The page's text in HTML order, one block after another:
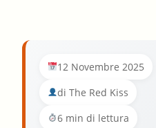
12 Novembre 2025
di The Red Kiss
6 min di lettura